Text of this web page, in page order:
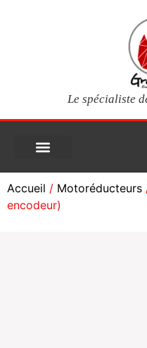
Le spécialiste
Accueil / Motoréducteurs
encodeur)